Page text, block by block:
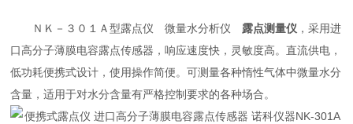
ＮＫ－３０１Ａ型露点仪 微量水分析仪 露点测量仪 ，采用进
口高分子薄膜电容露点传感器，响应速度快，灵敏度高。直流供电，
低功耗便携式设计，使用操作简便。可测量各种惰性气体中微量水分
含量，适用于对水分含量有严格控制要求的各种场合。